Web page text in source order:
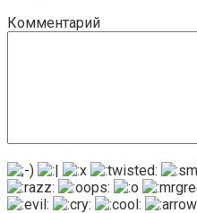
Комментарий